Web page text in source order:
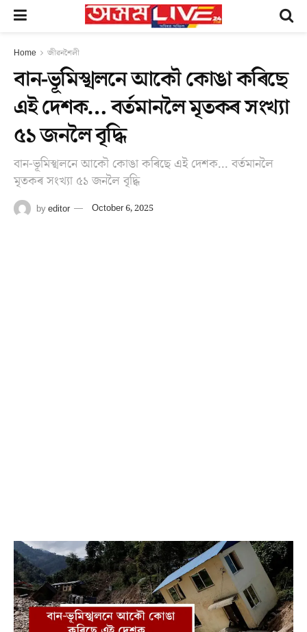
Home জীৱনশৈলী
বান-ভূমিস্খলনে আকৌ কোঙা কৰিছে
এই দেশক… বৰ্তমানলৈ মৃতকৰ সংখ্যা
৫১ জনলৈ বৃদ্ধি
বান-ভূমিস্খলনে আকৌ কোঙা কৰিছে এই দেশক... বৰ্তমানলৈ
মৃতকৰ সংখ্যা ৫১ জনলৈ বৃদ্ধি
byeditor October 6, 2025